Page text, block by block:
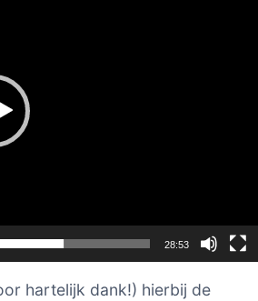
28:53
hartelijk dank!) hierbij de